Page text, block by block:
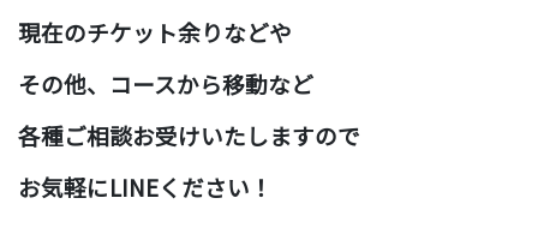
現在のチケット余りなどや
その他、コースから移動など
各種ご相談お受けいたしますので
お気軽にLINEください！